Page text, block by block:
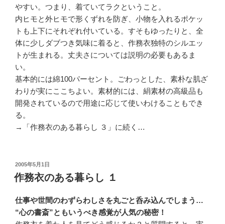
やすい。つまり、着ていてラクということ。
内ヒモと外ヒモで形くずれを防ぎ、小物を入れるポケッ
トも上下にそれぞれ付いている。すそもゆったりと、全
体に少しダブつき気味に着ると、作務衣独特のシルエッ
トが生まれる。丈夫さについては説明の必要もあるま
い。
基本的には綿100パーセント。ごわっとした、素朴な肌ざ
わりが実にここちよい。素材的には、絹素材の高級品も
開発されているので用途に応じて使いわけることもでき
る。
→「作務衣のある暮らし ３」に続く…
投
稿
日:
2005年5月1日
作務衣のある暮らし １
仕事や世間のわずらわしさを丸ごと呑み込んでしまう…
“心の書斎”ともいうべき感覚が人気の秘密！